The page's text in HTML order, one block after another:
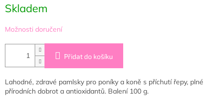
cena:
Skladem
Možnosti doručení
Přidat do košíku
Lahodné, zdravé pamlsky pro poníky a koně s příchutí řepy, plné
přírodních dobrot a antioxidantů. Balení 100 g.